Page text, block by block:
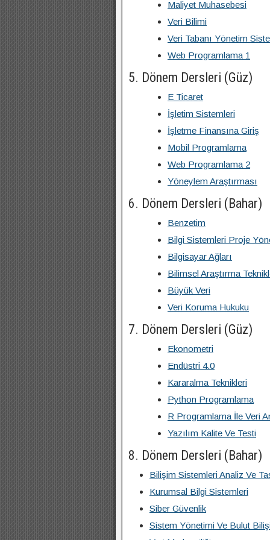
Maliyet Muhasebesi
Veri Bilimi
Veri Tabanı Yönetim
Web Programlama 1
5. Dönem Dersleri (Güz)
E Ticaret
İşletim Sistemleri
İşletme Finansına Giriş
Mobil Programlama
Web Programlama 2
Yöneylem Araştırması
6. Dönem Dersleri (Bahar)
Benzetim
Bilgi Sistemleri Proje
Bilgisayar Ağları
Bilimsel Araştırma
Büyük Veri
Veri Koruma Hukuku
7. Dönem Dersleri (Güz)
Ekonometri
Endüstri 4.0
Kararalma Teknikleri
Python Programlama
R Programlama İle Veri
Yazılım Kalite Ve Testi
8. Dönem Dersleri (Bahar)
Bilişim Sistemleri Analiz Ve
Kurumsal Bilgi Sistemleri
Siber Güvenlik
Sistem Yönetimi Ve Bulut